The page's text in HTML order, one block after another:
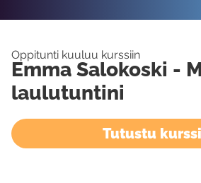
Oppitunti kuuluu kurssiin
Emma Salokoski -
laulutuntini
Tutustu